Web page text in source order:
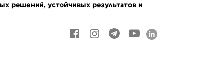
решений, устойчивых результатов и